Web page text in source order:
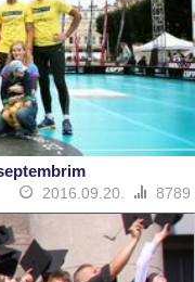
2016.09.20. 8789